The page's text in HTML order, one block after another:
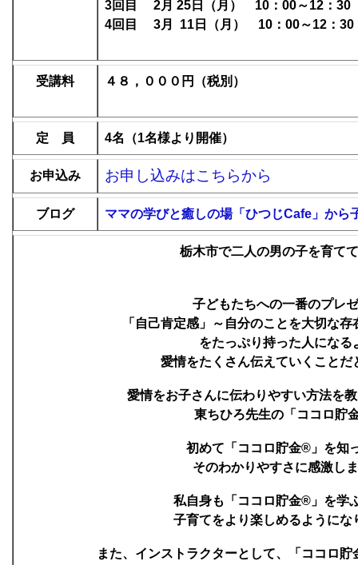
3回目 2月 25日（月） 10：00～12：30
4回目 3月 11日（月） 10：00～12：30
受講料 ４８，０００ 円（税別）
定 員 4名（1名様より開催）
お申込み お申し込みはこちらから
ブログ ママの学びと癒しの場「ひつじCafe」から
栃木市で二人の男の子を育て
子どもたちへの一番のプレ
「自己肯定感」～自分のことを大切な
をたっぷり持った人になる
愛情をたくさん伝えていくことだ
愛情をお子さんに伝わりやすい方法を
東ちひろ先生の「ココロ貯
初めて「ココロ貯金®」を知
そのわかりやすさに感激し
私自身も「ココロ貯金®」を学
子育てをより楽しめるようにな
また、インストラクターとして、「ココロ